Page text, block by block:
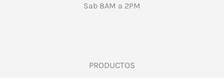
Sab 8AM a 2PM
PRODUCTOS